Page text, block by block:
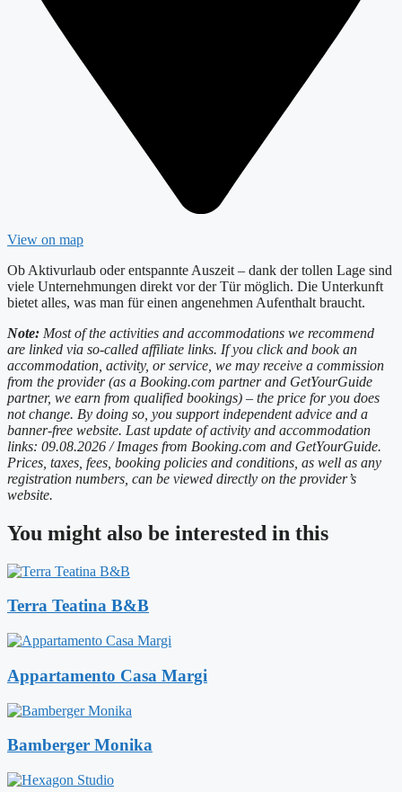
View on map
Ob Aktivurlaub oder entspannte Auszeit – dank der tollen Lage sind
viele Unternehmungen direkt vor der Tür möglich. Die Unterkunft
bietet alles, was man für einen angenehmen Aufenthalt braucht.
Note: Most of the activities and accommodations we recommend
are linked via so-called affiliate links. If you click and book an
accommodation, activity, or service, we may receive a commission
from the provider (as a Booking.com partner and GetYourGuide
partner, we earn from qualified bookings) – the price for you does
not change. By doing so, you support independent advice and a
banner-free website. Last update of activity and accommodation
links: 09.08.2026 / Images from Booking.com and GetYourGuide.
Prices, taxes, fees, booking policies and conditions, as well as any
registration numbers, can be viewed directly on the provider’s
website.
You might also be interested in this
Terra Teatina B&B
Appartamento Casa Margi
Bamberger Monika